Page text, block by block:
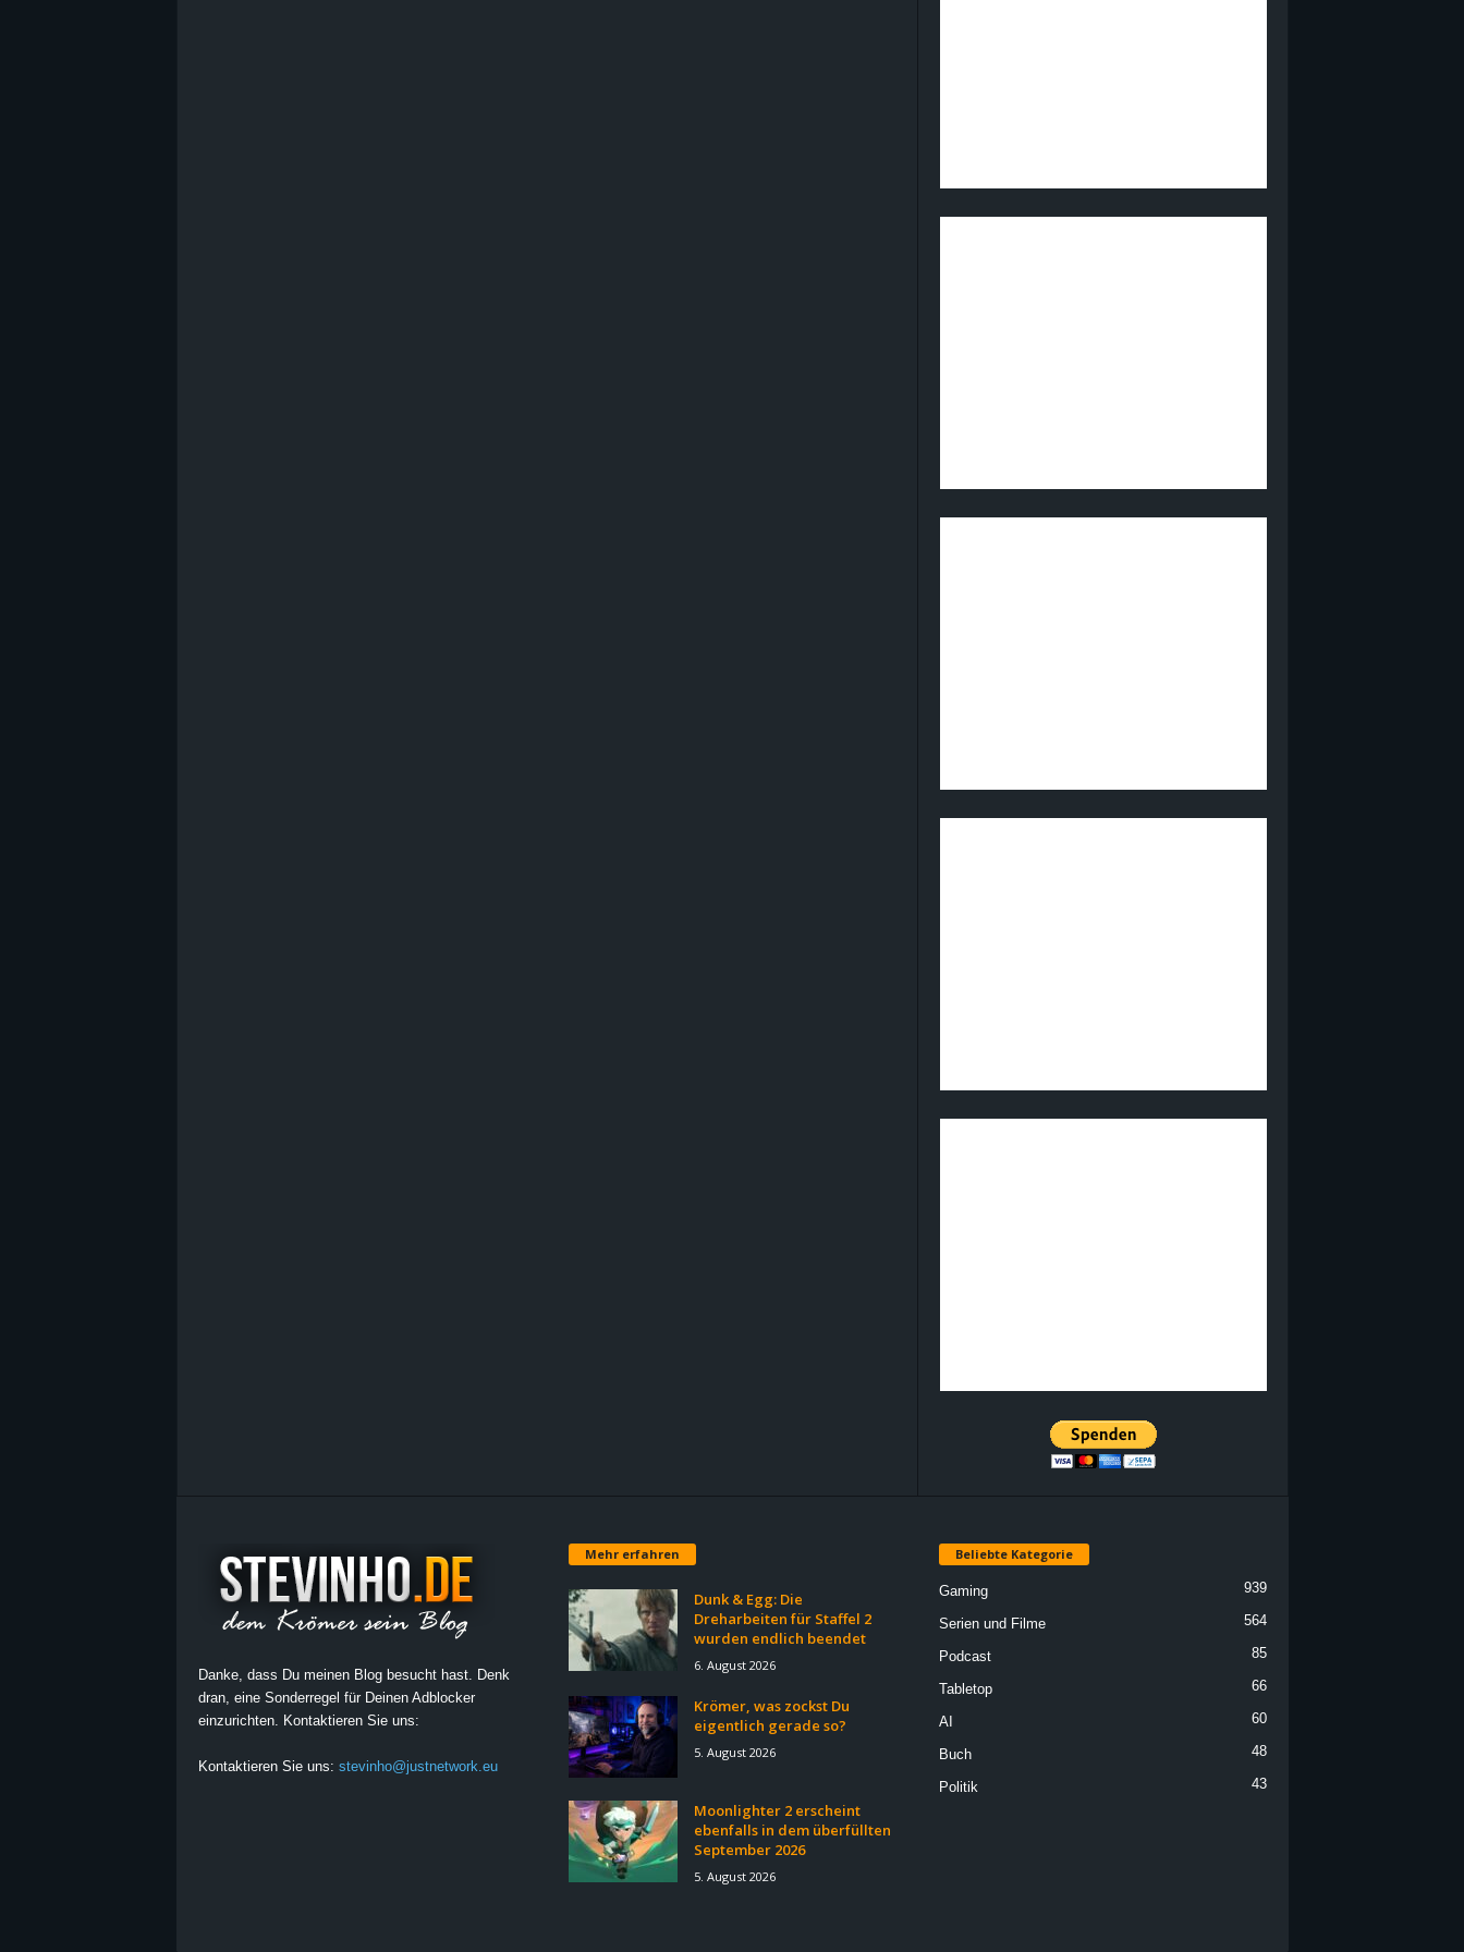
Danke, dass Du meinen Blog besucht hast. Denk
dran, eine Sonderregel für Deinen Adblocker
einzurichten. Kontaktieren Sie uns:
Kontaktieren Sie uns: stevinho@justnetwork.eu
Mehr erfahren
Dunk & Egg: Die
Dreharbeiten für Staffel 2
wurden endlich beendet
6. August 2026
Krömer, was zockst Du
eigentlich gerade so?
5. August 2026
Moonlighter 2 erscheint
ebenfalls in dem überfüllten
September 2026
5. August 2026
Beliebte Kategorie
Gaming 939
Serien und Filme 564
Podcast 85
Tabletop 66
AI 60
Buch 48
Politik 43